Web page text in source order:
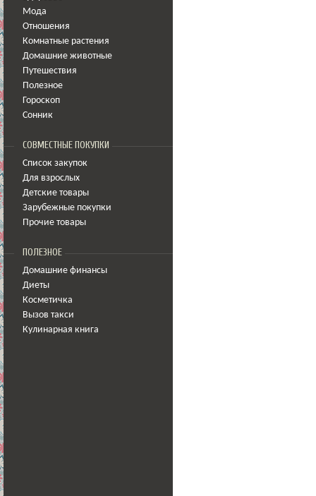
Мода
Отношения
Комнатные растения
Домашние животные
Путешествия
Полезное
Гороскоп
Сонник
СОВМЕСТНЫЕ ПОКУПКИ
Список закупок
Для взрослых
Детские товары
Зарубежные покупки
Прочие товары
ПОЛЕЗНОЕ
Домашние финансы
Диеты
Косметичка
Вызов такси
Кулинарная книга